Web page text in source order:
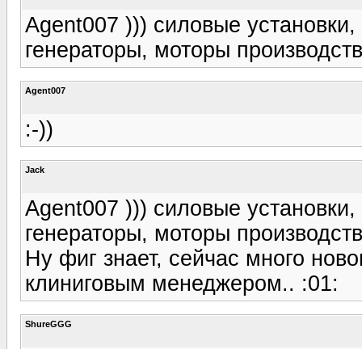
Agent007 ))) силовые установки,
генераторы, моторы
Agent007
:-))
Jack
Agent007 ))) силовые установки,
генераторы, моторы
Ну фиг знает, сейчас много
клиниговым менеджером.. :01:
ShureGGG